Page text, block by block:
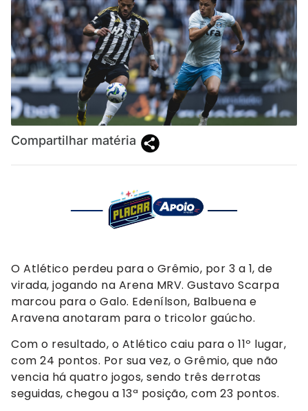
Compartilhar matéria
O Atlético perdeu para o Grêmio, por 3 a 1, de
virada, jogando na Arena MRV. Gustavo Scarpa
marcou para o Galo. Edenílson, Balbuena e
Aravena anotaram para o tricolor gaúcho.
Com o resultado, o Atlético caiu para o 11º lugar,
com 24 pontos. Por sua vez, o Grêmio, que não
vencia há quatro jogos, sendo três derrotas
seguidas, chegou a 13ª posição, com 23 pontos.